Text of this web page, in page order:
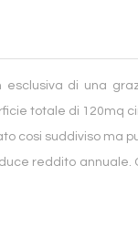
esclusiva di una
totale di
cosi suddiviso
reddito